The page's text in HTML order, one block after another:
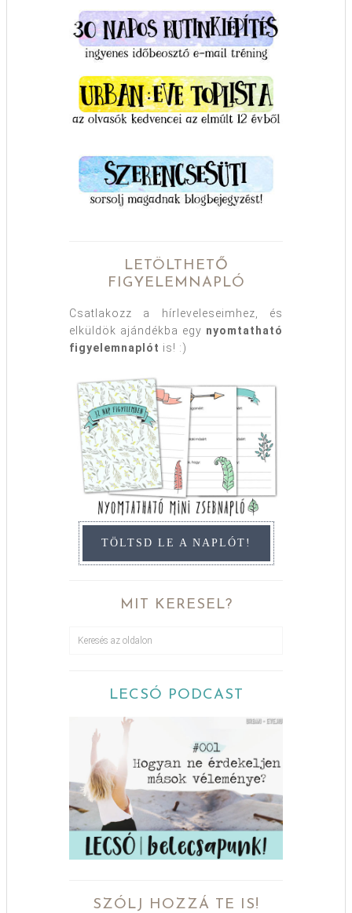
LETÖLTHETŐ
FIGYELEMNAPLÓ
Csatlakozz a hírleveleseimhez, és
elküldök ajándékba egy nyomtatható
figyelemnaplót is! :)
TÖLTSD LE A NAPLÓT!
MIT KERESEL?
LECSÓ PODCAST
SZÓLJ HOZZÁ TE IS!